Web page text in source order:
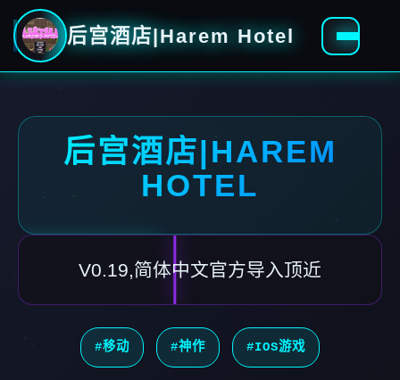
后宫酒店|Harem Hotel
后宫酒店|HAREM
HOTEL
V0.19,简体中文官方导入顶近
#移动 #神作 #IOS游戏